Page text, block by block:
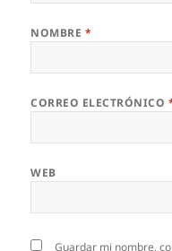
NOMBRE *
CORREO ELECTRÓNICO
WEB
Guardar mi nombre,